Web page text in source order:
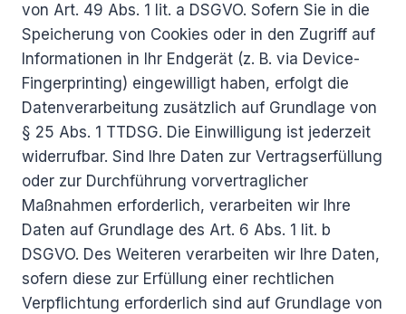
von Art. 49 Abs. 1 lit. a DSGVO. Sofern Sie in die
Speicherung von Cookies oder in den Zugriff auf
Informationen in Ihr Endgerät (z. B. via Device-
Fingerprinting) eingewilligt haben, erfolgt die
Datenverarbeitung zusätzlich auf Grundlage von
§ 25 Abs. 1 TTDSG. Die Einwilligung ist jederzeit
widerrufbar. Sind Ihre Daten zur Vertragserfüllung
oder zur Durchführung vorvertraglicher
Maßnahmen erforderlich, verarbeiten wir Ihre
Daten auf Grundlage des Art. 6 Abs. 1 lit. b
DSGVO. Des Weiteren verarbeiten wir Ihre Daten,
sofern diese zur Erfüllung einer rechtlichen
Verpflichtung erforderlich sind auf Grundlage von